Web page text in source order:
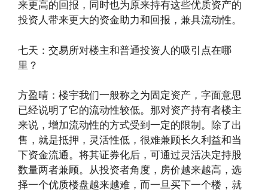
来更高的回报，同时也为原来持有这些优质资产的
投资人带来更大的资金助力和回报，兼具流动性。
七天：交易所对楼主和普通投资人的吸引点在哪
里？
方盈晴：楼宇我们一般称之为固定资产，字面意思
已经说明了它的流动性较低。那对资产持有者楼主
来说，增加流动性的方式受到一定的限制。除了出
售，就是抵押，灵活性低，很难兼顾长久利益和当
下资金流通。将其证券化后，可通过灵活决定持股
数量两者兼顾。从投资者角度，房价越来越高，选
择一个优质楼盘越来越难，而一旦买下一个楼，就